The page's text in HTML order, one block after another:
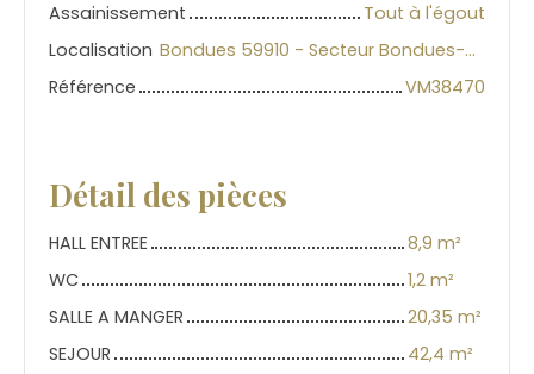
Assainissement
Tout à l'égout
Localisation
Bondues 59910 - Secteur Bondues-Wambr-Roncq
Référence
VM38470
Détail des pièces
HALL ENTREE
8,9 m²
WC
1,2 m²
SALLE A MANGER
20,35 m²
SEJOUR
42,4 m²